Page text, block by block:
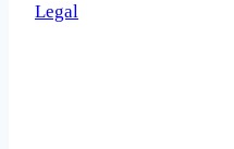
Legal